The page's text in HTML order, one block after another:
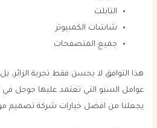
التابلت
شاشات الكمبيوتر
جميع المتصفحات
هذا التوافق لا يحسن فقط تجربة الزائر،
عوامل السيو التي تعتمد عليها جوجل في
يجعلنا من افضل خيارات شركة تصميم